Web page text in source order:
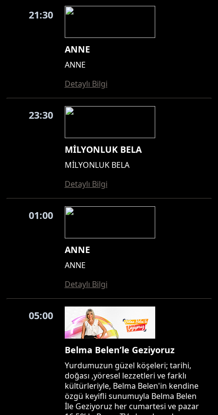
21:30
ANNE
ANNE
Detaylı Bilgi
23:30
MİLYONLUK BELA
MİLYONLUK BELA
Detaylı Bilgi
01:00
ANNE
ANNE
Detaylı Bilgi
05:00
Belma Belen’le Geziyoruz
Yurdumuzun güzel köşeleri; tarihi,
doğası ,yöresel lezzetleri ve farklı
kültürleriyle, Belma Belen'in kendine
özgü keyifli sunumuyla Belma Belen
İle Geziyoruz her cumartesi ve pazar